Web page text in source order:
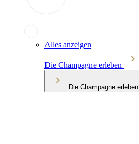
Alles anzeigen
Die Champagne erleben
Die Champagne erleben